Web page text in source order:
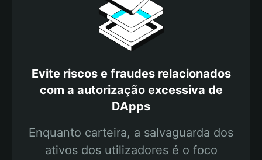
Evite riscos e fraudes relacionados
com a autorização excessiva de
DApps
Enquanto carteira, a salvaguarda dos
ativos dos utilizadores é o foco